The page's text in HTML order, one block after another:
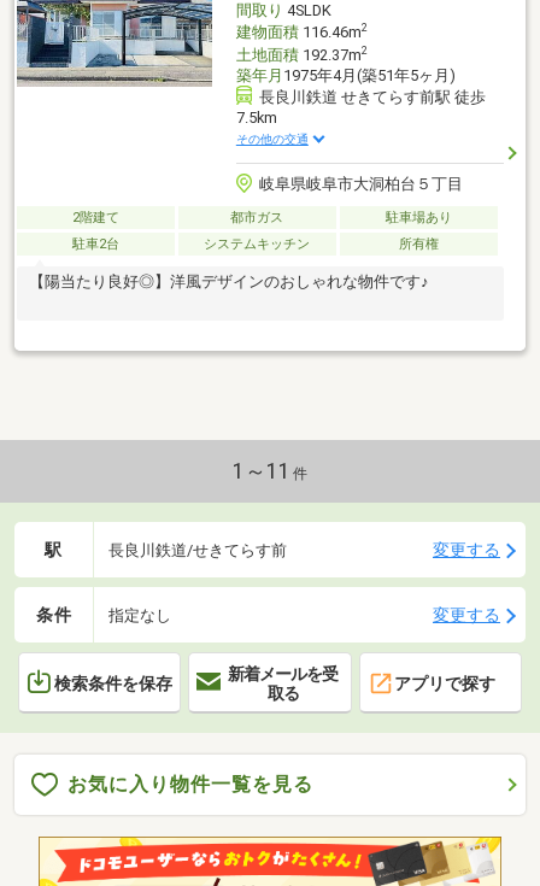
間取り 4SLDK
建物面積116.46m2
土地面積192.37m2
築年月 1975年4月(築51年5ヶ月)
長良川鉄道 せきてらす前駅 徒歩
7.5km
その他の交通
岐阜県岐阜市大洞柏台５丁目
2階建て 都市ガス
駐車場あり
駐車2台
システムキッチン 所有権
【陽当たり良好◎】洋風デザインのおしゃれな物件です♪
1～11 件
駅 長良川鉄道/せきてらす前 変更する
条件 指定なし 変更する
検索条件を保存
新着メールを受
取る
アプリで探す
お気に入り物件一覧を見る